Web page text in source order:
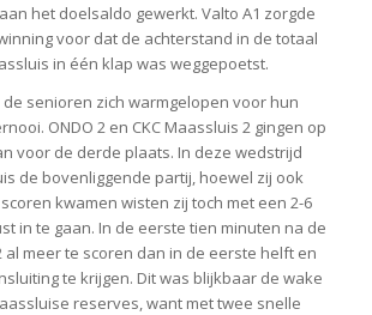
het doelsaldo gewerkt. Valto A1 zorgde
voor dat de achterstand in de totaal
in één klap was weggepoetst.
senioren zich warmgelopen voor hun
ONDO 2 en CKC Maassluis 2 gingen op
voor de derde plaats. In deze wedstrijd
de bovenliggende partij, hoewel zij ook
kwamen wisten zij toch met een 2-6
in te gaan. In de eerste tien minuten na de
al meer te scoren dan in de eerste helft en
te krijgen. Dit was blijkbaar de wake
reserves, want met twee snelle